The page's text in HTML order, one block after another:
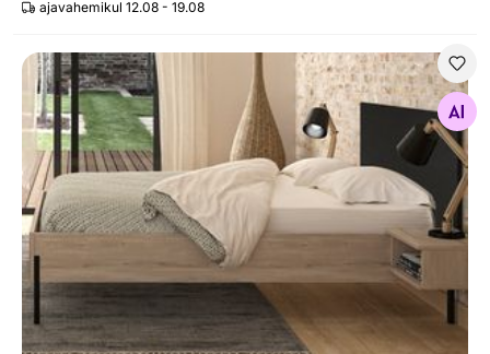
ajavahemikul 12.08 - 19.08
Voodi Castel 160x200 cm
Otsi sarnaseid